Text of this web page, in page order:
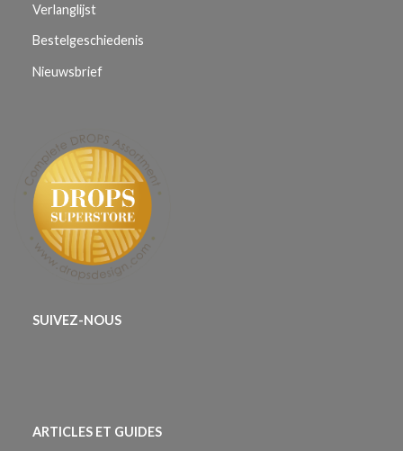
Verlanglijst
Bestelgeschiedenis
Nieuwsbrief
SUIVEZ-NOUS
ARTICLES ET GUIDES